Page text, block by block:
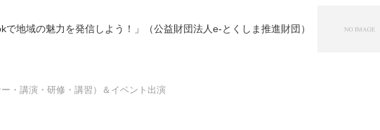
地域の魅力を発信しよう！」（公益財団法人e-とくしま推進財団）
・講演・研修・講習）＆イベント出演